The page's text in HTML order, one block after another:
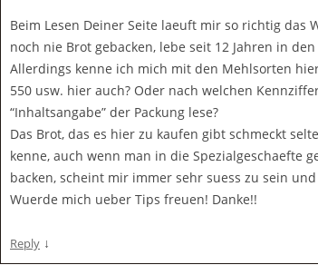
Beim Lesen Deiner Seite laeuft mir so richtig das
noch nie Brot gebacken, lebe seit 12 Jahren in
Allerdings kenne ich mich mit den Mehlsorten
550 usw. hier auch? Oder nach welchen
“Inhaltsangabe” der Packung lese?
Das Brot, das es hier zu kaufen gibt schmeckt
kenne, auch wenn man in die Spezialgeschaefte
backen, scheint mir immer sehr suess zu sein
Wuerde mich ueber Tips freuen! Danke!!
Reply ↓